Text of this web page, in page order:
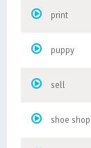
print
puppy
sell
shoe shop